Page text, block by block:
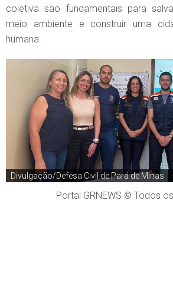
coletiva são fundamentais para
meio ambiente e construir uma
humana.
Divulgação/Defesa Civil de Pará de Minas
Portal GRNEWS © Todos